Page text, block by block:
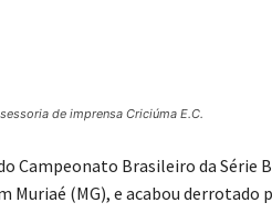
de imprensa Criciúma E.C.
Campeonato Brasileiro da Série
(MG), e acabou derrotado